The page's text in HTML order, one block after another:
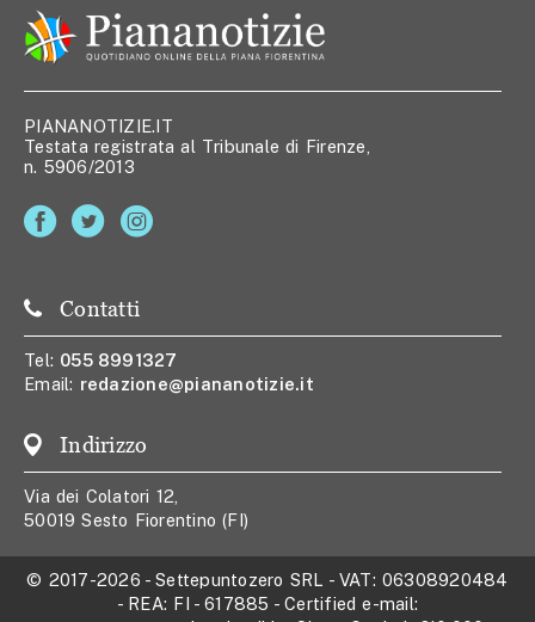
PIANANOTIZIE.IT
Testata registrata al Tribunale di Firenze,
n. 5906/2013
Contatti
Tel: 055 8991327
Email: redazione@piananotizie.it
Indirizzo
Via dei Colatori 12,
50019 Sesto Fiorentino (FI)
© 2017-2026 -Settepuntozero SRL - VAT: 06308920484
- REA: FI - 617885 - Certified e-mail: